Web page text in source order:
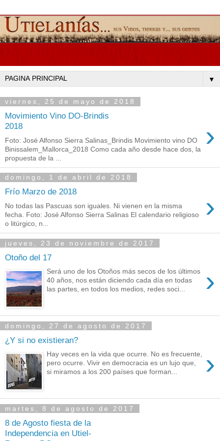
▼
viernes, 25 de mayo de 2018
Movimiento Vino DO-Brindis
2018
›
Foto: José Alfonso Sierra Salinas_Brindis Movimiento vino DO
Binissalem_Mallorca_2018 Como cada año desde hace dos, la
propuesta de la ...
domingo, 1 de abril de 2018
Frío Marzo de 2018 ›
No todas las Pascuas son iguales. Ni vienen en la misma
fecha. Foto: José Alfonso Sierra Salinas El calendario religioso
o litúrgico, n...
jueves, 23 de noviembre de 2017
Otoño del 17
›
Será uno de los Otoños más secos de los últimos
40 años, nos están diciendo cada día en todas
las partes, en todos los medios, redes soci...
domingo, 27 de agosto de 2017
¿Y si no existieran?
›
Hay veces en la vida que ocurre. No es frecuente,
pero ocurre. Vivir en democracia es un lujo que,
si miramos a los 200 países que forman...
martes, 8 de agosto de 2017
8 de Agosto fiesta de la
Independencia en Utiel-